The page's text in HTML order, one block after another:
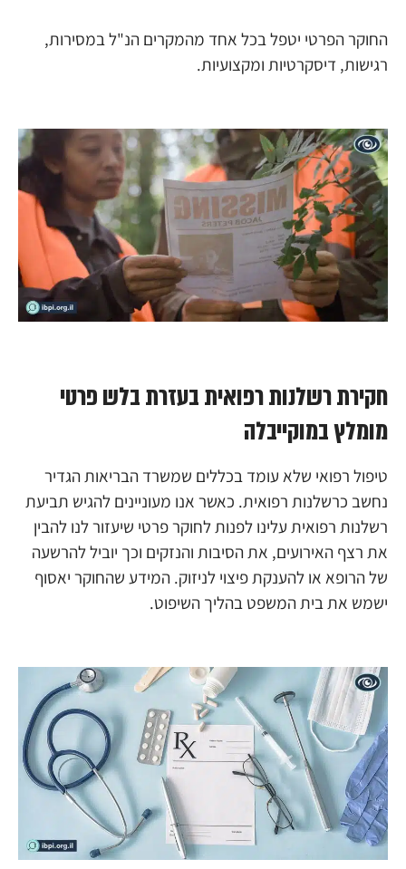
החוקר הפרטי יטפל בכל אחד מהמקרים הנ"ל במסירות,
רגישות, דיסקרטיות ומקצועיות.
חקירת רשלנות רפואית בעזרת בלש פרטי
מומלץ במוקייבלה
טיפול רפואי שלא עומד בכללים שמשרד הבריאות הגדיר
נחשב כרשלנות רפואית. כאשר אנו מעוניינים להגיש תביעת
רשלנות רפואית עלינו לפנות לחוקר פרטי שיעזור לנו להבין
את רצף האירועים, את הסיבות והנזקים וכך יוביל להרשעה
של הרופא או להענקת פיצוי לניזוק. המידע שהחוקר יאסוף
ישמש את בית המשפט בהליך השיפוט.